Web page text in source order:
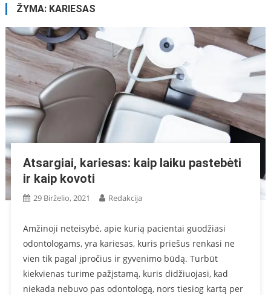
ŽYMA: KARIESAS
Atsargiai, kariesas: kaip laiku pastebėti
ir kaip kovoti
29 Birželio, 2021 Redakcija
Amžinoji neteisybė, apie kurią pacientai guodžiasi
odontologams, yra kariesas, kuris priešus renkasi ne
vien tik pagal įpročius ir gyvenimo būdą. Turbūt
kiekvienas turime pažįstamą, kuris didžiuojasi, kad
niekada nebuvo pas odontologą, nors tiesiog kartą per